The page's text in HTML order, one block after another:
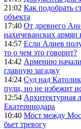
21:02 Как подобрать
объекта
17:40 От древнего
нахичеванских армян
14:57 Если Алиев
то о чем это говорит?
14:42 Армению начали
главную загадку
14:24 Суд над
пули, но не избежит
12:54 Архитектурная
Екатеринодара
10:40 Мост между
бьет тревогу